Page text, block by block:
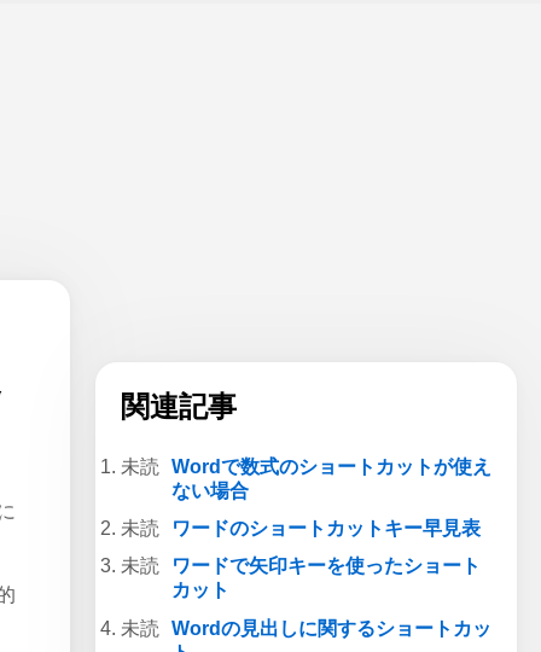
関連記事
Wordで数式のショートカットが使え
ない場合
ワードのショートカットキー早見表
ワードで矢印キーを使ったショート
カット
Wordの見出しに関するショートカッ